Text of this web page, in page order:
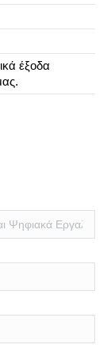
έξοδα